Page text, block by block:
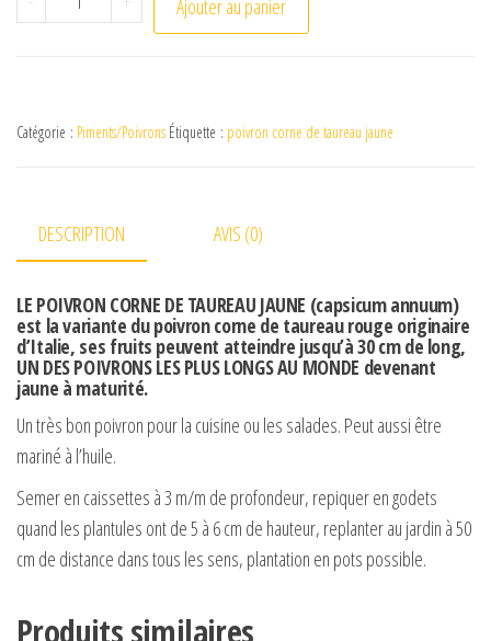
Ajouter au panier
Catégorie : Piments/Poivrons Étiquette : poivron corne de taureau jaune
DESCRIPTION AVIS (0)
LE POIVRON CORNE DE TAUREAU JAUNE (capsicum annuum)
est la variante du poivron corne de taureau rouge originaire
d’Italie, ses fruits peuvent atteindre jusqu’à 30 cm de long,
UN DES POIVRONS LES PLUS LONGS AU MONDE devenant
jaune à maturité.
Un très bon poivron pour la cuisine ou les salades. Peut aussi être
mariné à l’huile.
Semer en caissettes à 3 m/m de profondeur, repiquer en godets
quand les plantules ont de 5 à 6 cm de hauteur, replanter au jardin à 50
cm de distance dans tous les sens, plantation en pots possible.
Produits similaires